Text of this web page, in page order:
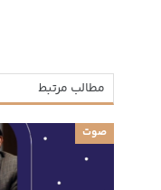
مطالب مرتبط
صوت